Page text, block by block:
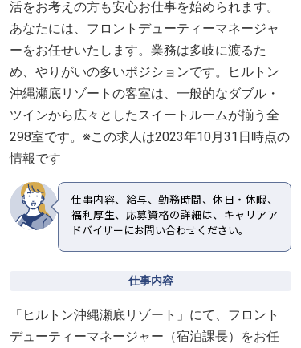
活をお考えの方も安心お仕事を始められます。
あなたには、フロントデューティーマネージャ
ーをお任せいたします。業務は多岐に渡るた
め、やりがいの多いポジションです。ヒルトン
沖縄瀬底リゾートの客室は、一般的なダブル・
ツインから広々としたスイートルームが揃う全
298室です。※この求人は2023年10月31日時点の
情報です
仕事内容、給与、勤務時間、休日・休暇、
福利厚生、応募資格の詳細は、キャリアア
ドバイザーにお問い合わせください。
仕事内容
「ヒルトン沖縄瀬底リゾート」にて、フロント
デューティーマネージャー（宿泊課長）をお任